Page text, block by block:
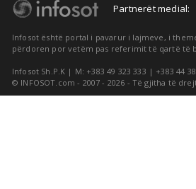
Partnerët medial:
Infosot është portal i pavarur i lajmeve, i
përdoren por vetëm pas referimit të qartë të
Infosot Sh.P.K | M: +383 49 323 333 | +383 44
© INFOSOT.com - 2007 - 2026 - Të gjitha të